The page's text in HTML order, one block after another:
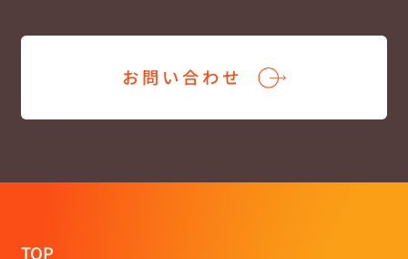
お問い合わせ
TOP